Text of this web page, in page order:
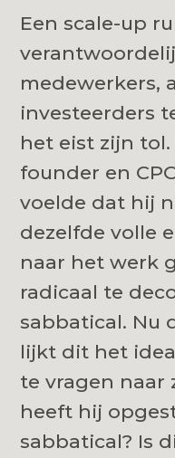
Een scale-up
medewerkers,
investeerders
het eist zijn
founder en
voelde dat hij
dezelfde volle
naar het werk
radicaal te
sabbatical. Nu
lijkt dit het
te vragen naar
heeft hij
sabbatical? Is